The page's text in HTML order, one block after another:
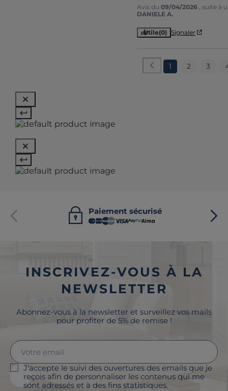
Avis du 09/04/2026
, suite à
DANIELE A.
Utile(0) Signaler
1 2 3
Paiement sécurisé
INSCRIVEZ-VOUS À LA
NEWSLETTER
Abonnez-vous à la newsletter et surveillez vos mails
pour profiter de 5% de remise !
J'accepte le suivi des ouvertures des emails que je
reçois afin de personnaliser les contenus qui me
sont adressés et à des fins statistiques.